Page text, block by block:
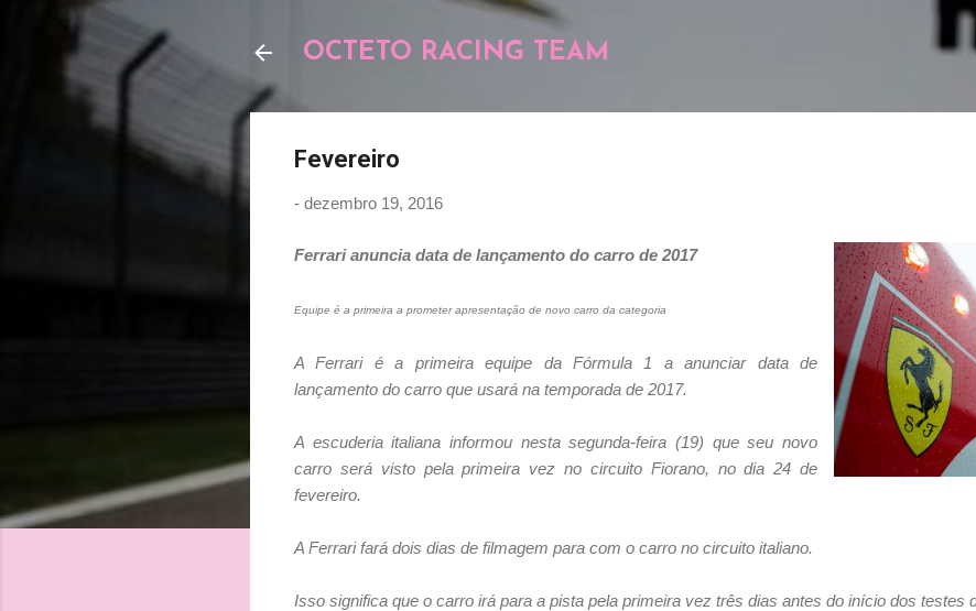
OCTETO RACING TEAM
Fevereiro
- dezembro 19, 2016
Ferrari anuncia data de lançamento do carro de 2017
Equipe é a primeira a prometer apresentação de novo carro da categoria
A Ferrari é a primeira equipe da Fórmula 1 a anunciar data de
lançamento do carro que usará na temporada de 2017.
A escuderia italiana informou nesta segunda-feira (19) que seu novo
carro será visto pela primeira vez no circuito Fiorano, no dia 24 de
fevereiro.
A Ferrari fará dois dias de filmagem para com o carro no circuito italiano.
Isso significa que o carro irá para a pista pela primeira vez três dias antes do início dos testes